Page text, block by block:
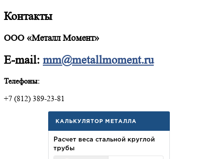
Контакты
ООО «Металл Момент»
E-mail: mm@metallmoment.ru
Телефоны:
+7 (812) 389-23-81